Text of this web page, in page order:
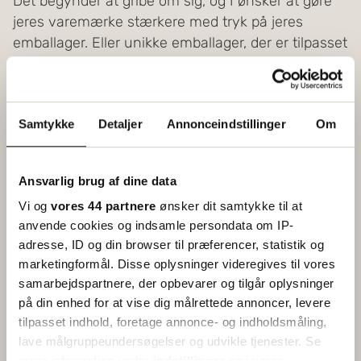
Samtykke Detaljer Annonceindstillinger Om
Ansvarlig brug af dine data
Vi og vores 44 partnere ønsker dit samtykke til at
anvende cookies og indsamle persondata om IP-
adresse, ID og din browser til præferencer, statistik og
marketingformål. Disse oplysninger videregives til vores
samarbejdspartnere, der opbevarer og tilgår oplysninger
på din enhed for at vise dig målrettede annoncer, levere
tilpasset indhold, foretage annonce- og indholdsmåling,
lave målgruppeundersøgelser og udvikle tjenester. Se
jeres varemærke stærkere med tryk på jeres
emballager. Eller unikke emballager, der er tilpasset
Læs mere